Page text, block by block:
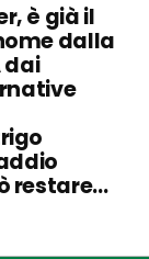
è già il
dalla
dai
restare…